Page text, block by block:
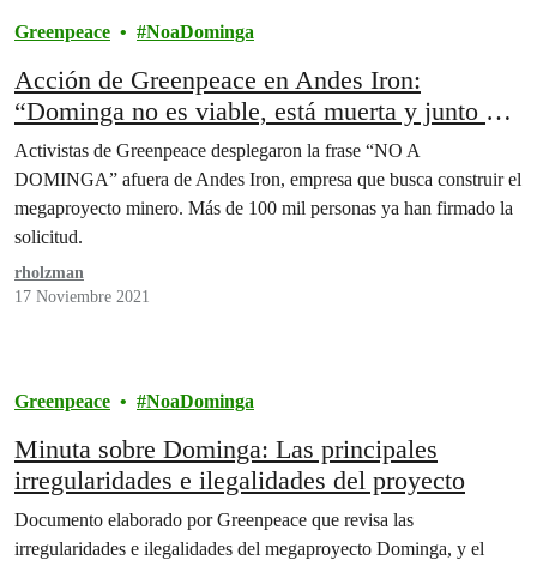
Greenpeace NoaDominga
Acción de Greenpeace en Andes Iron:
“Dominga no es viable, está muerta y junto a
la ciudadanía pondremos la lápida a este
nefasto proyecto”
Activistas de Greenpeace desplegaron la frase “NO A
DOMINGA” afuera de Andes Iron, empresa que busca construir el
megaproyecto minero. Más de 100 mil personas ya han firmado la
solicitud.
rholzman
17 Noviembre 2021
Greenpeace NoaDominga
Minuta sobre Dominga: Las principales
irregularidades e ilegalidades del proyecto
Documento elaborado por Greenpeace que revisa las
irregularidades e ilegalidades del megaproyecto Dominga, y el